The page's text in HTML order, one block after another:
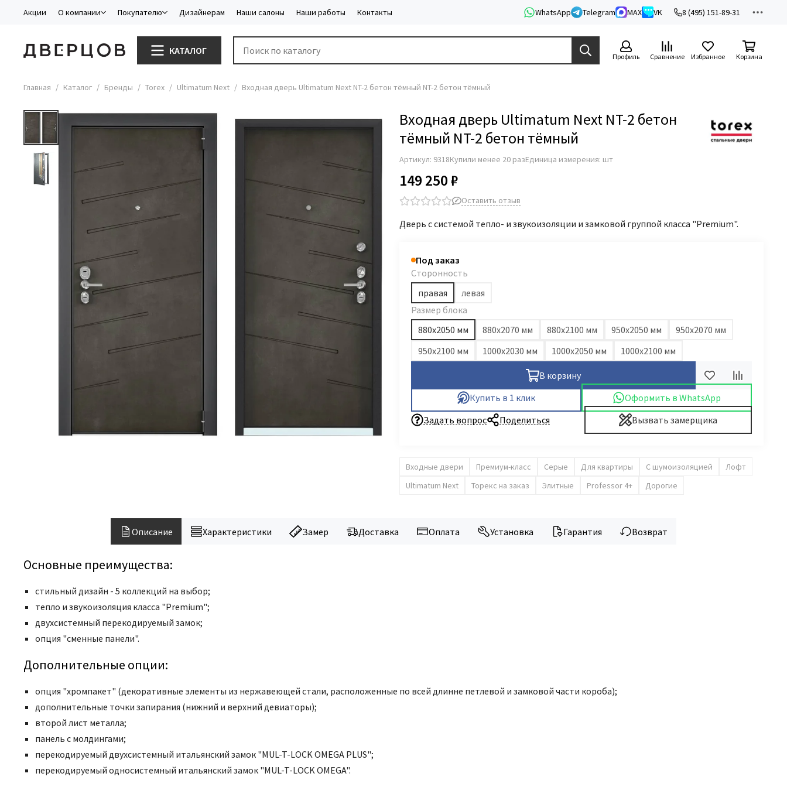
Акции О компании Покупателю Дизайнерам Наши салоны Наши работы Контакты WhatsApp Telegram MAX VK 8 (495) 151-89-31
КАТАЛОГ
Профиль Сравнение Избранное Корзина
Главная Каталог Бренды Torex Ultimatum Next Входная дверь Ultimatum Next NT-2 бетон тёмный NT-2 бетон тёмный
Входная дверь Ultimatum Next NT-2 бетон
тёмный NT-2 бетон тёмный
Артикул: 9318Купили менее 20 разЕдиница измерения: шт
149 250 ₽
Оставить отзыв
Дверь с системой тепло- и звукоизоляции и замковой группой класса "Premium".
Под заказ
Сторонность
правая
левая
Размер блока
880х2050 мм
880x2070 мм 880х2100 мм 950х2050 мм
950x2070 мм
950x2100 мм
1000х2030 мм 1000х2050 мм 1000х2100 мм
В корзину
Купить в 1 клик
Оформить в WhatsApp
Вызвать замерщика
Задать вопрос Поделиться
Входные двери Премиум-класс Серые Для квартиры С шумоизоляцией
Лофт
Ultimatum Next
Торекс на заказ Элитные Professor 4+ Дорогие
Описание Характеристики Замер Доставка Оплата Установка Гарантия Возврат
Основные преимущества:
стильный дизайн - 5 коллекций на выбор;
тепло и звукоизоляция класса "Premium";
двухсистемный перекодируемый замок;
опция "сменные панели".
Дополнительные опции:
опция "хромпакет" (декоративные элементы из нержавеющей стали, расположенные по всей длинне петлевой и замковой части короба);
дополнительные точки запирания (нижний и верхний девиаторы);
второй лист металла;
панель с молдингами;
перекодируемый двухсистемный итальянский замок "MUL-T-LOCK OMEGA PLUS";
перекодируемый односистемный итальянский замок "MUL-T-LOCK OMEGA".